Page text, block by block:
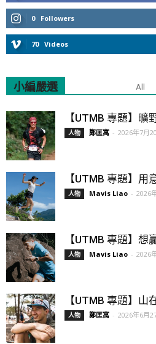
0 Followers
70 Videos
小編嚴選 All
【UTMB 專題】曠
人物 鄭匡寓 - 2026年7月
【UTMB 專題】用
人物 Mavis Liao - 2026
【UTMB 專題】想
人物 Mavis Liao - 2026
【UTMB 專題】山
人物 鄭匡寓 - 2026年6月